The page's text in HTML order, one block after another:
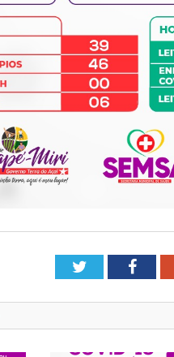
Twitter